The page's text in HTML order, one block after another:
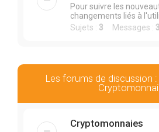
Pour suivre les
changements liés à
Sujets : 3 Messages : 3
Les forums de discussion
Cryptomonnaies